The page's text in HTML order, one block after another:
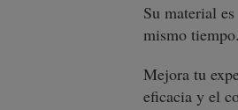
Su material
mismo tiempo.
Mejora tu
eficacia y el